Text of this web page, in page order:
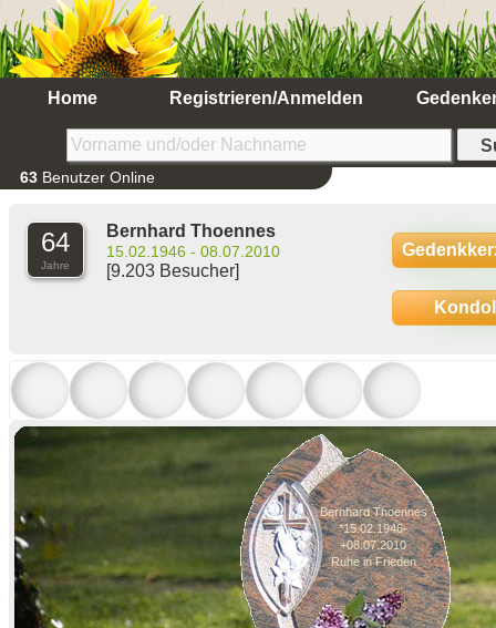
Home Registrieren/Anmelden
63 Benutzer Online
64
Jahre
Bernhard Thoennes
15.02.1946 - 08.07.2010
[9.203 Besucher]
Bernhard Thoennes
*15.02.1946-
+08.07.2010
Ruhe in Frieden